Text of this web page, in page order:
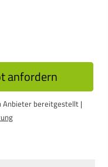
an­for­dern
Anbieter bereitgestellt |